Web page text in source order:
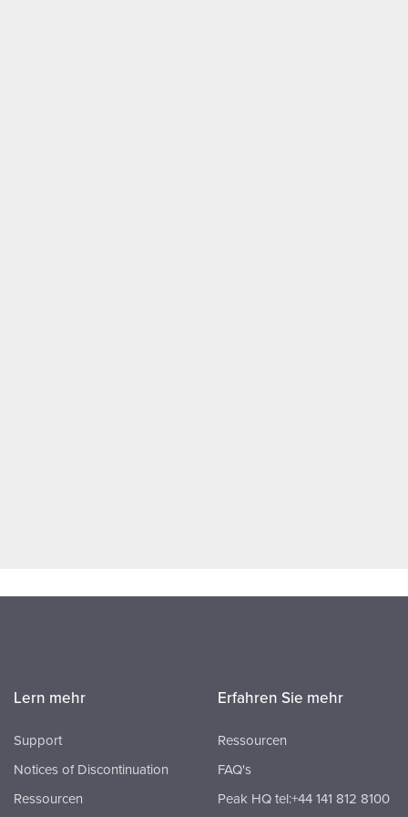
Lern mehr
Support
Notices of Discontinuation
Ressourcen
Erfahren Sie mehr
Ressourcen
FAQ's
Peak HQ tel:+44 141 812 8100